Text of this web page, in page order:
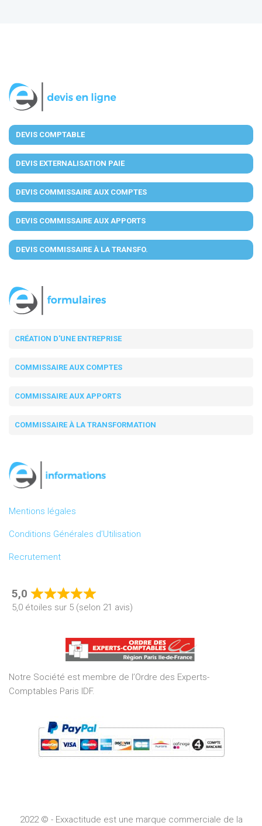
DEVIS COMPTABLE
DEVIS EXTERNALISATION PAIE
DEVIS COMMISSAIRE AUX COMPTES
DEVIS COMMISSAIRE AUX APPORTS
DEVIS COMMISSAIRE À LA TRANSFO.
CRÉATION D'UNE ENTREPRISE
COMMISSAIRE AUX COMPTES
COMMISSAIRE AUX APPORTS
COMMISSAIRE À LA TRANSFORMATION
Mentions légales
Conditions Générales d’Utilisation
Recrutement
5,0
Rated
of
5
5,0 étoiles sur 5 (selon 21 avis)
Notre Société est membre de l’Ordre des Experts-
Comptables Paris IDF.
2022 © - Exxactitude est une marque commerciale de la